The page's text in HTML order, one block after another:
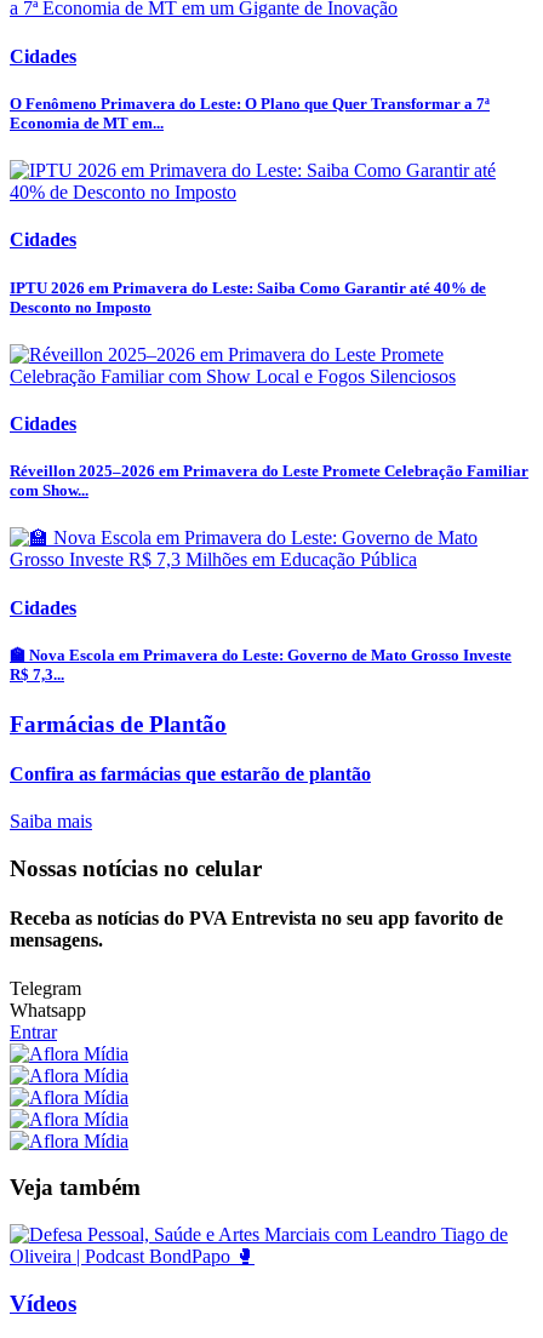
Cidades
O Fenômeno Primavera do Leste: O Plano que Quer Transformar a 7ª
Economia de MT em...
Cidades
IPTU 2026 em Primavera do Leste: Saiba Como Garantir até 40% de
Desconto no Imposto
Cidades
Réveillon 2025–2026 em Primavera do Leste Promete Celebração Familiar
com Show...
Cidades
🏫 Nova Escola em Primavera do Leste: Governo de Mato Grosso Investe
R$ 7,3...
Farmácias de Plantão
Confira as farmácias que estarão de plantão
Saiba mais
Nossas notícias no celular
Receba as notícias do PVA Entrevista no seu app favorito de
mensagens.
Telegram
Whatsapp
Entrar
Veja também
Vídeos